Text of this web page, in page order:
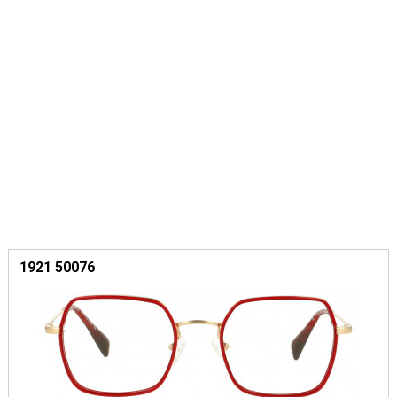
1921 50076